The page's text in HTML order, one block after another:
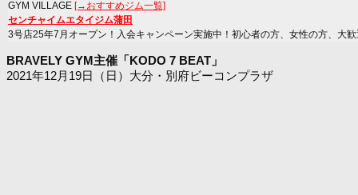
GYM VILLAGE [→おすすめジム一覧]
センチャイムエタイジム蒲田
3号店25年7月オープン！入会キャンペーン実施中！初心者の方、女性の方、大歓
BRAVELY GYM主催「KODO 7 BEAT」
2021年12月19日（日）大分・別府ビーコンプラザ